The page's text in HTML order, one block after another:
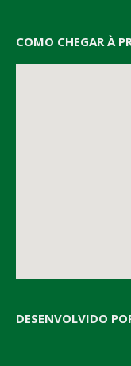
COMO CHEGAR À
DESENVOLVIDO